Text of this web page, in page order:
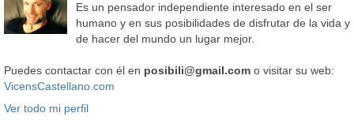
Es un pensador independiente interesado en el ser
humano y en sus posibilidades de disfrutar de la vida y
de hacer del mundo un lugar mejor.
Puedes contactar con él en posibili@gmail.com o visitar su web:
VicensCastellano.com
Ver todo mi perfil